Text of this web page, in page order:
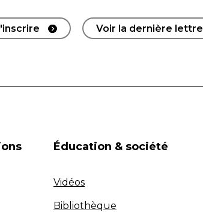
Voir la dernière lettre
Éducation & société
Vidéos
Bibliothèque